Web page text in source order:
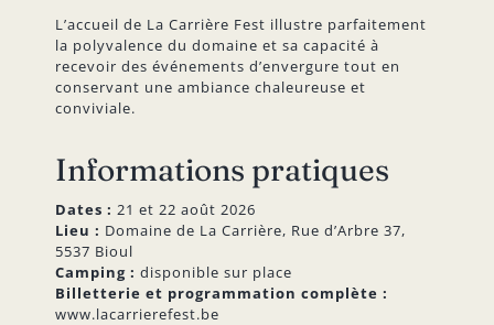
L’accueil de La Carrière Fest illustre parfaitement
la polyvalence du domaine et sa capacité à
recevoir des événements d’envergure tout en
conservant une ambiance chaleureuse et
conviviale.
Informations pratiques
Dates : 21 et 22 août 2026
Lieu : Domaine de La Carrière, Rue d’Arbre 37,
5537 Bioul
Camping : disponible sur place
Billetterie et programmation complète :
www.lacarrierefest.be